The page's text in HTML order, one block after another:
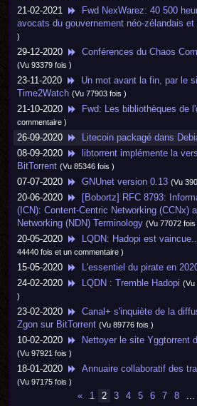
21-02-2021
Fwd NexWarez: 40 500
avocats du gouvernement néo-zélandais
)
29-12-2020 Conférences du Chaos
(Vu 93379 fois )
23-11-2020
Un mot avant la fin, par le
Time2Watch (Vu 77903 fois )
21-10-2020 Fwd: Les bibliothèques de
commentaire )
26-09-2020 Litecoin packagé dans
08-09-2020
libtorrent implémente la
BitTorrent (Vu 85346 fois )
07-07-2020 GNUnet version 0.13 (Vu
20-06-2020
[Bobortz] RFC 8793:
(ICN): Content-Centric Networking (CCNx)
Networking (NDN) Terminology (Vu 77072 fois
20-05-2020 LQDN: Hadopi est
44440 fois et un commentaire )
15-05-2020 L'essentiel du pirate en
24-02-2020 LQDN : Tremble Hadopi (Vu
)
23-02-2020
Canal+ s'inquiète de la
Zgon sur BitTorrent (Vu 89776 fois )
10-02-2020 Nettoyer le site Yggtorrent
(Vu 97921 fois )
18-01-2020 Annuaire collaboratif des
(Vu 97175 fois )
« 1 2 3 4 5 6 7 8 ...